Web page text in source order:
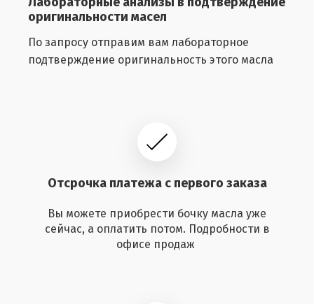
оригинальности масел
По запросу отправим вам лабораторное
подтверждение оригинальность этого масла
Отсрочка платежа с первого заказа
Вы можете приобрести бочку масла уже
сейчас, а оплатить потом. Подробности в
офисе продаж